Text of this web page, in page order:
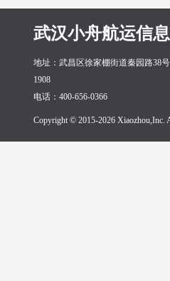
武汉小舟航运信
地址：武昌区徐家棚街道秦园路38
1908
电话：400-656-0366
Copyright © 2015-2026 Xiaozhou,Inc.